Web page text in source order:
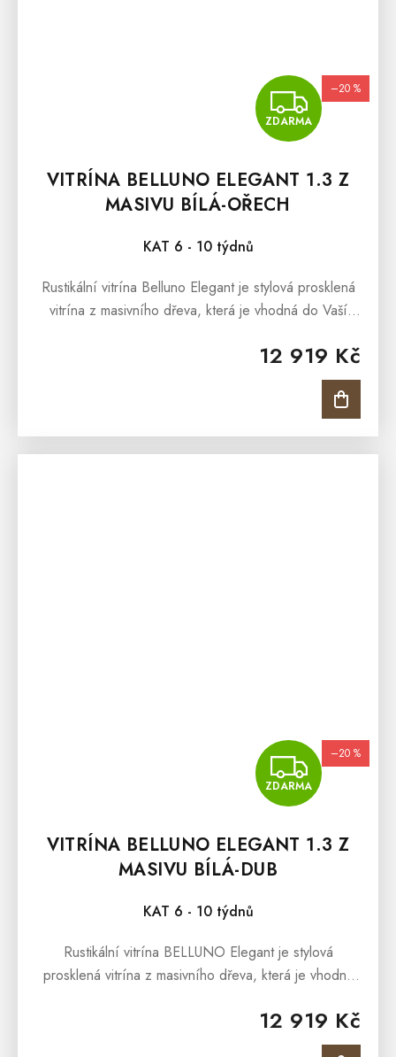
ZDARMA
–20 %
VITRÍNA BELLUNO ELEGANT 1.3 Z
MASIVU BÍLÁ-OŘECH
KAT 6 - 10 týdnů
12 919 Kč
Rustikální vitrína Belluno Elegant je stylová prosklená
vitrína z masivního dřeva, která je vhodná do Vaší
ZDARMA
–20 %
VITRÍNA BELLUNO ELEGANT 1.3 Z
MASIVU BÍLÁ-DUB
KAT 6 - 10 týdnů
12 919 Kč
Rustikální vitrína BELLUNO Elegant je stylová
prosklená vitrína z masivního dřeva, která je vhodná
Interiéry obohatí, oslní...